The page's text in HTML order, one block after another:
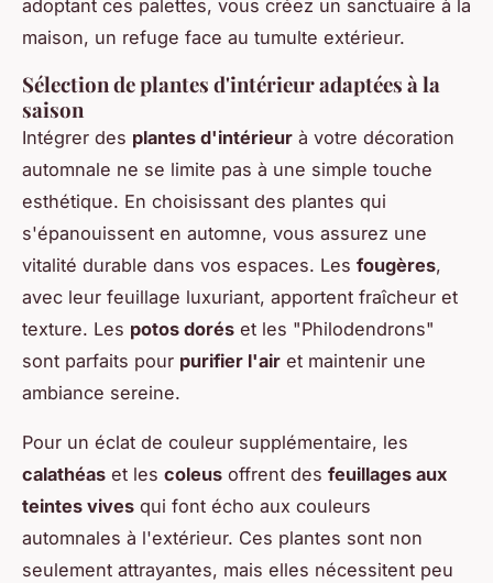
adoptant ces palettes, vous créez un sanctuaire à la
maison, un refuge face au tumulte extérieur.
Sélection de plantes d'intérieur adaptées à la
saison
Intégrer des plantes d'intérieur à votre décoration
automnale ne se limite pas à une simple touche
esthétique. En choisissant des plantes qui
s'épanouissent en automne, vous assurez une
vitalité durable dans vos espaces. Les fougères,
avec leur feuillage luxuriant, apportent fraîcheur et
texture. Les potos dorés et les "Philodendrons"
sont parfaits pour purifier l'air et maintenir une
ambiance sereine.
Pour un éclat de couleur supplémentaire, les
calathéas et les coleus offrent des feuillages aux
teintes vives qui font écho aux couleurs
automnales à l'extérieur. Ces plantes sont non
seulement attrayantes, mais elles nécessitent peu